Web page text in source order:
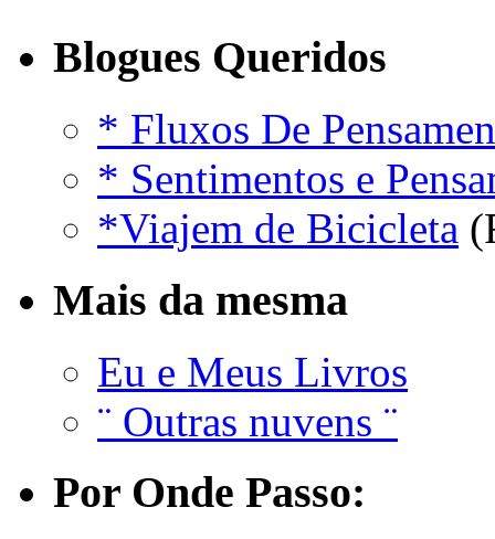
Blogues Queridos
* Fluxos De
* Sentimentos e
*Viajem de Bicicleta
Mais da mesma
Eu e Meus Livros
¨ Outras nuvens ¨
Por Onde Passo: